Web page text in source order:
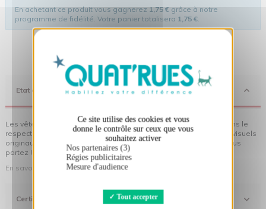
Ce site utilise des cookies et vous
donne le contrôle sur ceux que vous
souhaitez activer
Nos partenaires (3)
Régies publicitaires
Mesure d'audience
Tout accepter
En achetant ce produit vous gagnerez1,75 €grâce à notre
programme de fidélité. Votre panier totalisera 1,75 €
Etat d'Esprit
Les vêtements Quat'rues sont en coton biologique, fabriqués dans le
respect de l'homme et de son environnement... sans oublier des visuels
originaux qui donnent encore plus de sens aux vêtements que vous
portez !
En savoir plus sur notre démarche
Certifications